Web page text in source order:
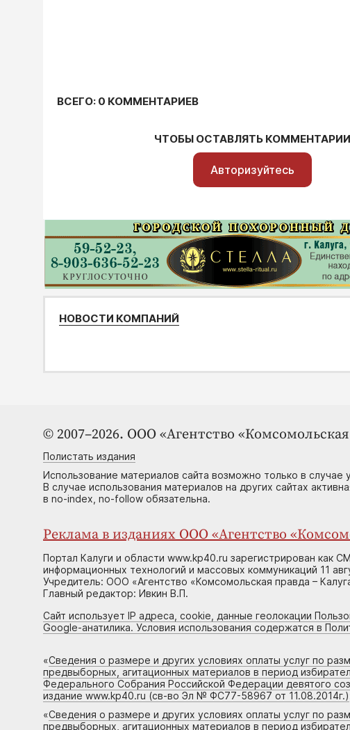
ВСЕГО: 0 КОММЕНТАРИЕВ
ЧТОБЫ ОСТАВЛЯТЬ КОММЕНТАРИИ
Авторизуйтесь
НОВОСТИ КОМПАНИЙ
© 2007–2026. ООО «Агентство
Полистать издания
Использование материалов сайта возможно только в
В случае использования материалов на других сайтах
в no-index, no-follow обязательна.
Реклама в изданиях ООО «Агентство
Портал Калуги и области www.kp40.ru зарегистрирован как
информационных технологий и массовых коммуникаций 11
Учредитель: ООО «Агентство «Комсомольская правда –
Главный редактор: Ивкин В.П.
Сайт использует IP адреса, cookie, данные геолокации
Google-анатилика. Условия использования содержатся в
«Сведения о размере и других условиях оплаты услуг по
предвыборных, агитационных материалов в период
Федерального Собрания Российской Федерации девятого
издание www.kp40.ru (св-во Эл № ФС77-58967 от 11.08.2014г.)
«Сведения о размере и других условиях оплаты услуг по
предвыборных, агитационных материалов в период